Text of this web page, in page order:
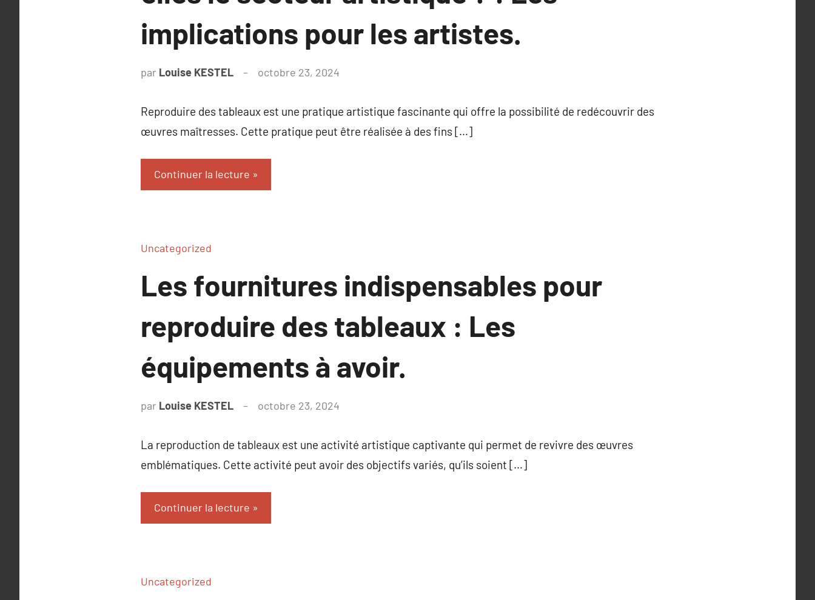
implications pour les artistes.
par Louise KESTEL octobre 23, 2024
Reproduire des tableaux est une pratique artistique fascinante qui offre la possibilité de redécouvrir des
œuvres maîtresses. Cette pratique peut être réalisée à des fins […]
Continuer la lecture
Uncategorized
Les fournitures indispensables pour
reproduire des tableaux : Les
équipements à avoir.
par Louise KESTEL octobre 23, 2024
La reproduction de tableaux est une activité artistique captivante qui permet de revivre des œuvres
emblématiques. Cette activité peut avoir des objectifs variés, qu’ils soient […]
Continuer la lecture
Uncategorized